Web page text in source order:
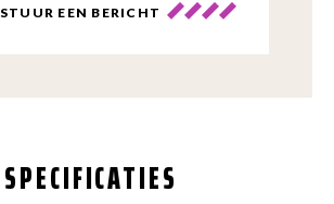
STUUR EEN BERICHT
SPECIFICATIES